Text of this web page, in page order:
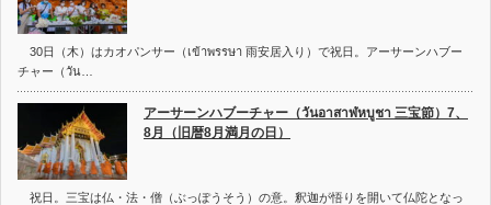
30日（木）はカオパンサー（เข้าพรรษา 雨安居入り）で祝日。アーサーンハブー
チャー（วัน…
アーサーンハブーチャー（วันอาสาฬหบูชา 三宝節）7、
8月（旧暦8月満月の日）
祝日。三宝は仏・法・僧（ぶっぽうそう）の意。釈迦が悟りを開いて仏陀となっ